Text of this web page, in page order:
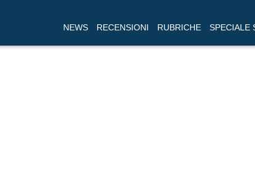
NEWS RECENSIONI RUBRICHE SPECIALE